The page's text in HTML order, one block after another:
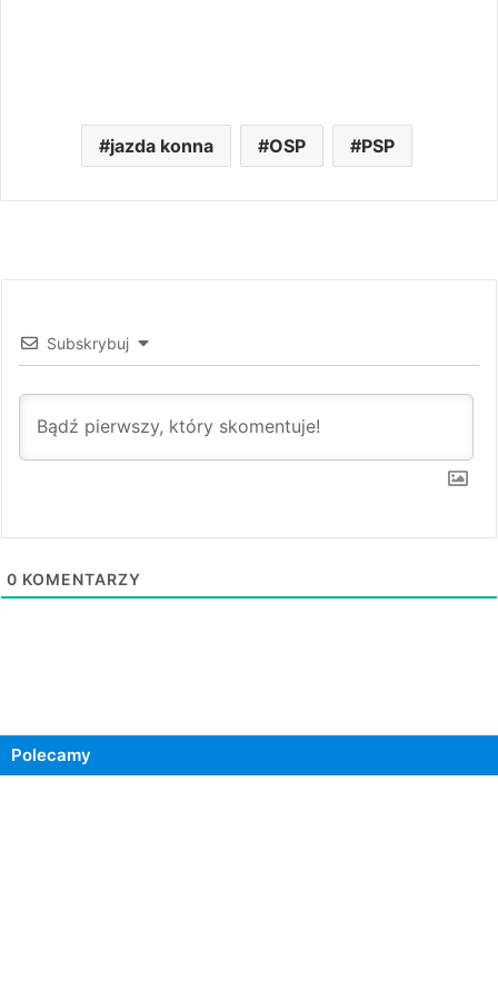
jazda konna OSP PSP
Subskrybuj
0 KOMENTARZY
Polecamy